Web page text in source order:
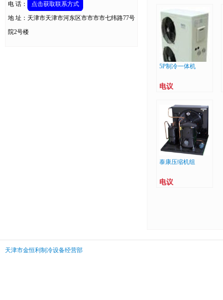
电 话：
点击获取联系方式
地 址：天津市天津市河东区市市市市七纬路77号
院2号楼
5P制冷一体机
电议
泰康压缩机组
电议
天津市金恒利制冷设备经营部